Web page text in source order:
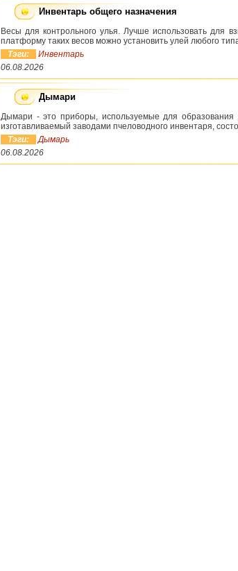
Инвентарь общего назначения
Весы для контрольного улья. Лучше использовать для
платформу таких весов можно установить улей любого
Тэги:
Инвентарь
06.08.2026
Дымари
Дымари - это приборы, используемые для
изготавливаемый заводами пчеловодного инвентаря,
Тэги:
Дымарь
06.08.2026